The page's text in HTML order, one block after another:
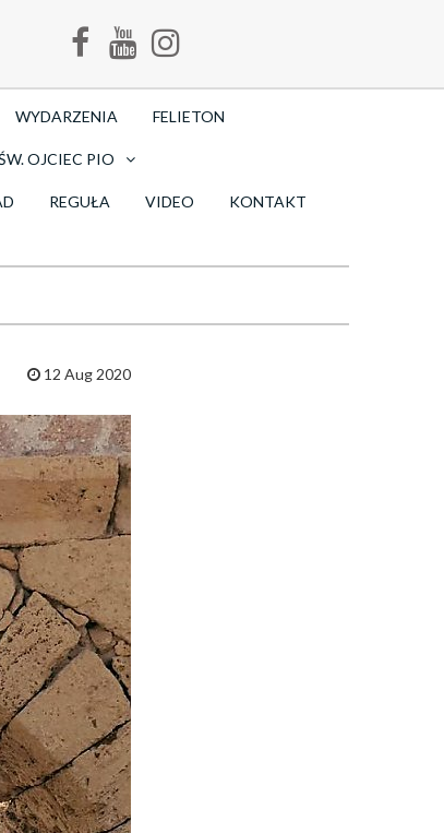
WYDARZENIA FELIETON
OJCIEC PIO
REGUŁA VIDEO KONTAKT
12 Aug 2020